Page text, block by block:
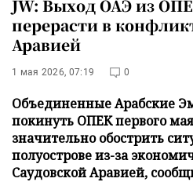
JW: Выход ОАЭ из
перерасти в
Аравией
1 мая 2026, 07:19 0
Объединенные Арабские
покинуть ОПЕК первого
значительно обострить
полуострове из-за
Саудовской Аравией,